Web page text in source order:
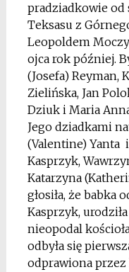
pradziadkowie
Teksasu z
Leopoldem
ojca rok później.
(Josefa) Reyman,
Zielińska, Jan
Dziuk i Maria
Jego dziadkami
(Valentine) Yanta
Kasprzyk,
Katarzyna
głosiła, że babka
Kasprzyk,
nieopodal
odbyła się
odprawiona przez